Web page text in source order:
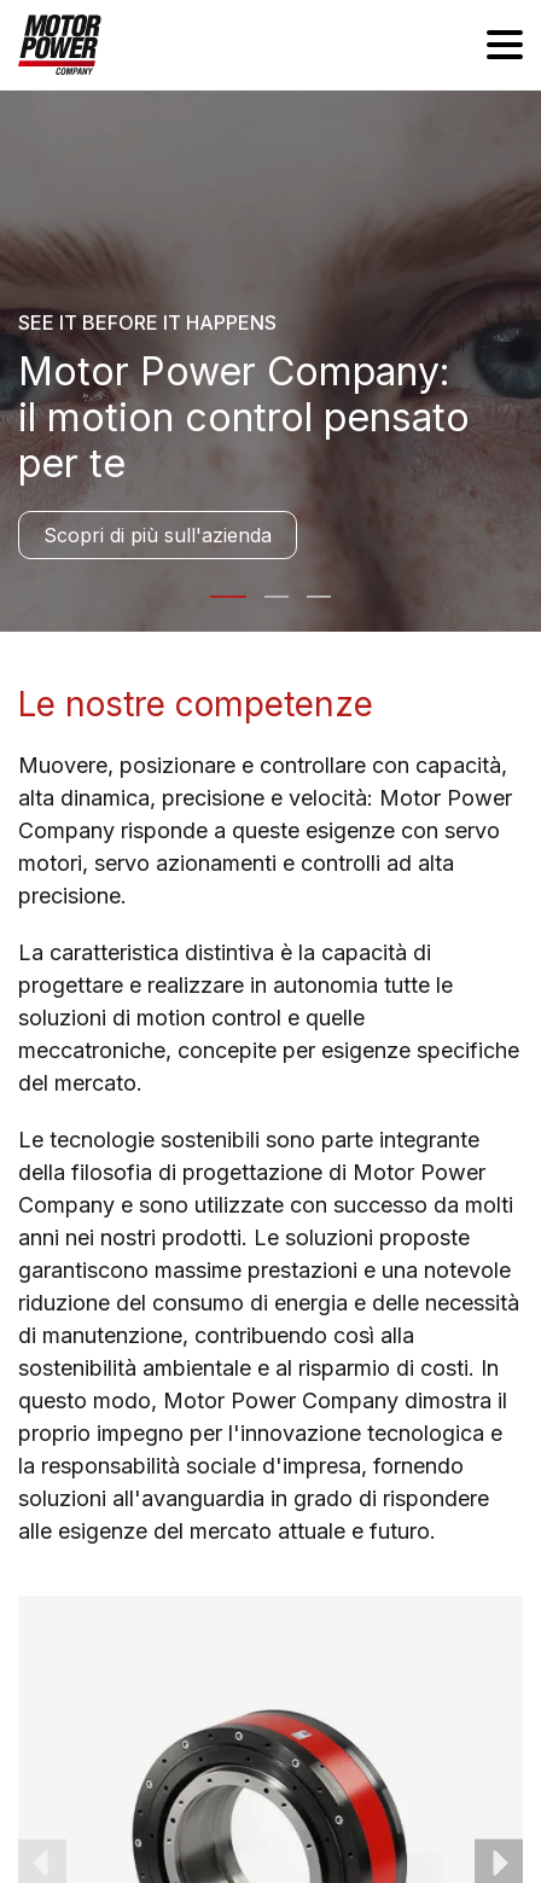
SEE IT BEFORE IT HAPPENS
Motor Power Company:
il motion control pensato
per te
Scopri di più sull'azienda
Le nostre competenze
Muovere, posizionare e controllare con capacità,
alta dinamica, precisione e velocità: Motor Power
Company risponde a queste esigenze con servo
motori, servo azionamenti e controlli ad alta
precisione.
La caratteristica distintiva è la capacità di
progettare e realizzare in autonomia tutte le
soluzioni di motion control e quelle
meccatroniche, concepite per esigenze specifiche
del mercato.
Le tecnologie sostenibili sono parte integrante
della filosofia di progettazione di Motor Power
Company e sono utilizzate con successo da molti
anni nei nostri prodotti. Le soluzioni proposte
garantiscono massime prestazioni e una notevole
riduzione del consumo di energia e delle necessità
di manutenzione, contribuendo così alla
sostenibilità ambientale e al risparmio di costi. In
questo modo, Motor Power Company dimostra il
proprio impegno per l'innovazione tecnologica e
la responsabilità sociale d'impresa, fornendo
soluzioni all'avanguardia in grado di rispondere
alle esigenze del mercato attuale e futuro.